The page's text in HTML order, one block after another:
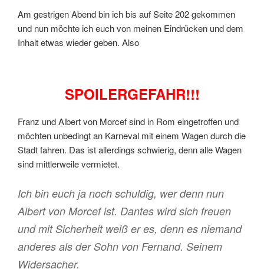
Am gestrigen Abend bin ich bis auf Seite 202 gekommen
und nun möchte ich euch von meinen Eindrücken und dem
Inhalt etwas wieder geben. Also
SPOILERGEFAHR!!!
Franz und Albert von Morcef sind in Rom eingetroffen und
möchten unbedingt an Karneval mit einem Wagen durch die
Stadt fahren. Das ist allerdings schwierig, denn alle Wagen
sind mittlerweile vermietet.
Ich bin euch ja noch schuldig, wer denn nun
Albert von Morcef ist. Dantes wird sich freuen
und mit Sicherheit weiß er es, denn es niemand
anderes als der Sohn von Fernand. Seinem
Widersacher.